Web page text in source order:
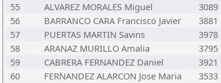
55
ALVAREZ MORALES Miguel 3089
56
BARRANCO CARA Francisco Javier 3881
57
PUERTAS MARTIN Savins 3978
58
ARANAZ MURILLO Amalia 3795
59
CABRERA FERNANDEZ Daniel 3921
60
FERNANDEZ ALARCON Jose Maria 3533